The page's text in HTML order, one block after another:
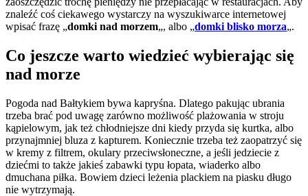
znaleźć coś ciekawego wystarczy na wyszukiwarce internetowej
wpisać frazę „domki nad morzem„, albo „domki blisko morza„.
Co jeszcze warto wiedzieć wybierając się
nad morze
Pogoda nad Bałtykiem bywa kapryśna. Dlatego pakując ubrania
trzeba brać pod uwagę zarówno możliwość plażowania w stroju
kąpielowym, jak też chłodniejsze dni kiedy przyda się kurtka, albo
przynajmniej bluza z kapturem. Koniecznie trzeba też zaopatrzyć się
w kremy z filtrem, okulary przeciwsłoneczne, a jeśli jedziecie z
dziećmi to także jakieś zabawki typu łopata, wiaderko albo
dmuchana piłka. Bowiem dzieci leżenia plackiem na piasku długo
nie wytrzymają.